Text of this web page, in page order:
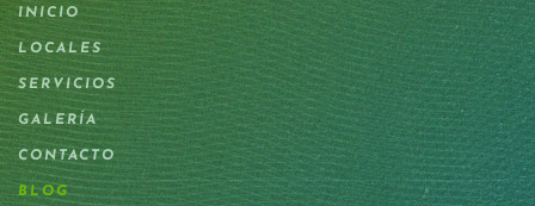
INICIO
LOCALES
SERVICIOS
GALERÍA
CONTACTO
BLOG